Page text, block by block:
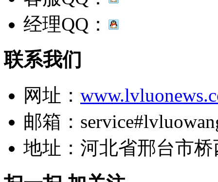
经理QQ：
联系我们
网址：
邮箱：
地址：河北省邢台市